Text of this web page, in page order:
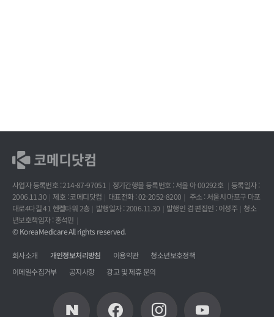
사업자 등록번호 : 214-87-97051 정기간행물 등록번호 : 서울 아 00292호
등록일자 :
2006.11.30
제호 : 코메디닷컴 대표전화 : 02-2052-8200
주소 : 서울시 마포구 마포
대로4다길 41 헨켈타워 2층
발행일자 : 2006.11.30 발행인 겸 편집인 : 이성주
청소
년보호책임자 : 홍석민
© KoreaMedicare All rights reserved.
회사소개 개인정보처리방침 이용약관
청소년보호정책
이메일수집거부
공지사항 광고 및 제휴 문의